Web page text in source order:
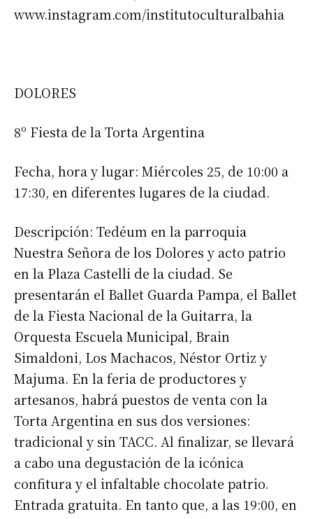
www.instagram.com/institutoculturalbahia
DOLORES
8º Fiesta de la Torta Argentina
Fecha, hora y lugar: Miércoles 25, de 10:00 a
17:30, en diferentes lugares de la ciudad.
Descripción: Tedéum en la parroquia
Nuestra Señora de los Dolores y acto patrio
en la Plaza Castelli de la ciudad. Se
presentarán el Ballet Guarda Pampa, el Ballet
de la Fiesta Nacional de la Guitarra, la
Orquesta Escuela Municipal, Brain
Simaldoni, Los Machacos, Néstor Ortiz y
Majuma. En la feria de productores y
artesanos, habrá puestos de venta con la
Torta Argentina en sus dos versiones:
tradicional y sin TACC. Al finalizar, se llevará
a cabo una degustación de la icónica
confitura y el infaltable chocolate patrio.
Entrada gratuita. En tanto que, a las 19:00, en